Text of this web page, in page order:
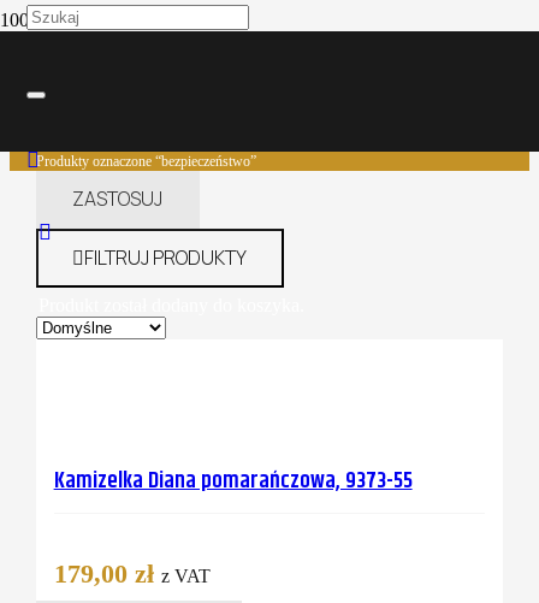
Produkty oznaczone “bezpieczeństwo”
ZASTOSUJ
FILTRUJ PRODUKTY
Kamizelka Diana pomarańczowa, 9373-55
179,00 zł z VAT